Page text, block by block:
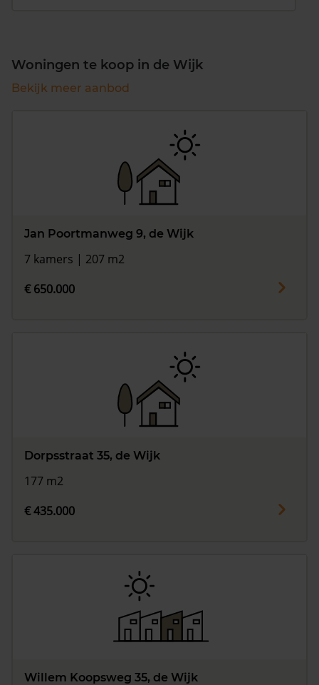
Woningen te koop in de Wijk
Bekijk meer aanbod
Jan Poortmanweg 9, de Wijk
7 kamers | 207 m2
€ 650.000
Dorpsstraat 35, de Wijk
177 m2
€ 435.000
Willem Koopsweg 35, de Wijk